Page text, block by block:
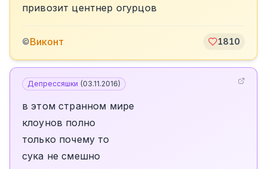
привозит центнер огурцов
©Виконт 1810
Депрессяшки (03.11.2016)
в этом странном мире
клоунов полно
только почему то
сука не смешно